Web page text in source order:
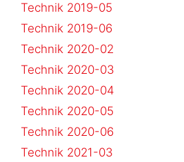
Technik 2019-05
Technik 2019-06
Technik 2020-02
Technik 2020-03
Technik 2020-04
Technik 2020-05
Technik 2020-06
Technik 2021-03